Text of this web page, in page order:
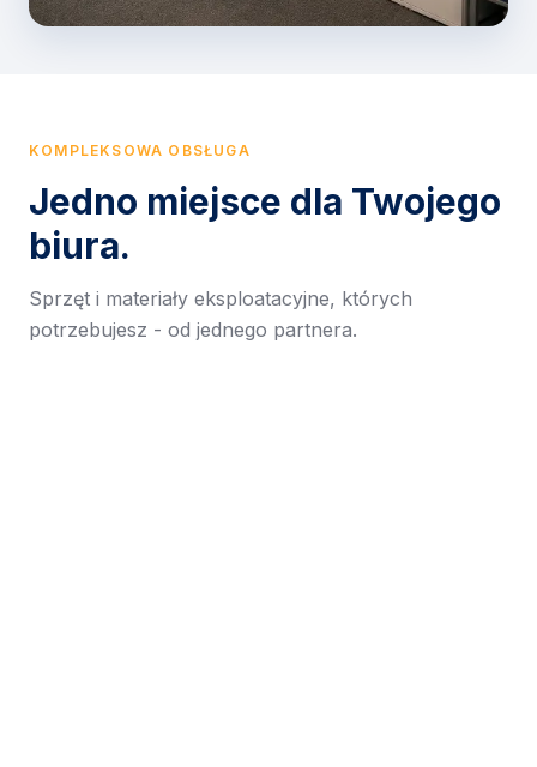
KOMPLEKSOWA OBSŁUGA
Jedno miejsce dla Twojego
biura.
Sprzęt i materiały eksploatacyjne, których
potrzebujesz - od jednego partnera.